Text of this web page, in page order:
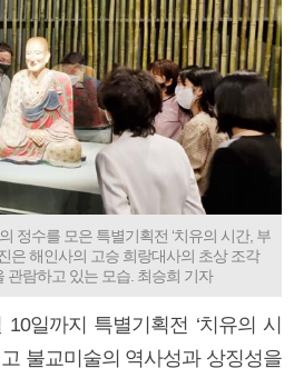
정수를 모은 특별기획전 ‘치유의 시간, 부
은 해인사의 고승 희랑대사의 초상 조각
관람하고 있는 모습. 최승희 기자
일까지 특별기획전 ‘치유의 시
불교미술의 역사성과 상징성을